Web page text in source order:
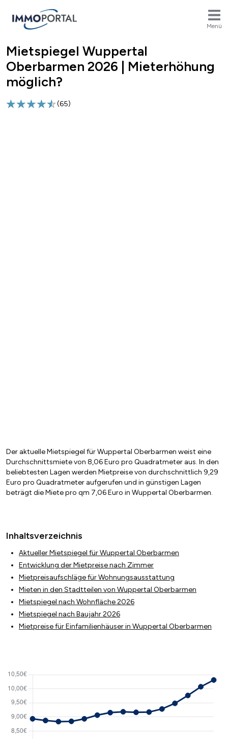
Menü
Breadcrumb
Mietspiegel Wuppertal
Oberbarmen 2026 | Mieterhöhung
möglich?
(65)
Der aktuelle Mietspiegel für Wuppertal Oberbarmen weist eine
Durchschnittsmiete von 8,06 Euro pro Quadratmeter aus. In den
beliebtesten Lagen werden Mietpreise von durchschnittlich 9,29
Euro pro Quadratmeter aufgerufen und in günstigen Lagen
beträgt die Miete pro qm 7,06 Euro in Wuppertal Oberbarmen.
Inhaltsverzeichnis
Aktueller Mietspiegel für Wuppertal Oberbarmen
Entwicklung der Mietpreise nach Zimmer
Mietpreisaufschläge für Wohnungsausstattung
Mieten in den Stadtteilen von Wuppertal Oberbarmen
Mietspiegel nach Wohnfläche 2026
Mietspiegel nach Baujahr 2026
Mietpreise für Einfamilienhäuser in Wuppertal Oberbarmen